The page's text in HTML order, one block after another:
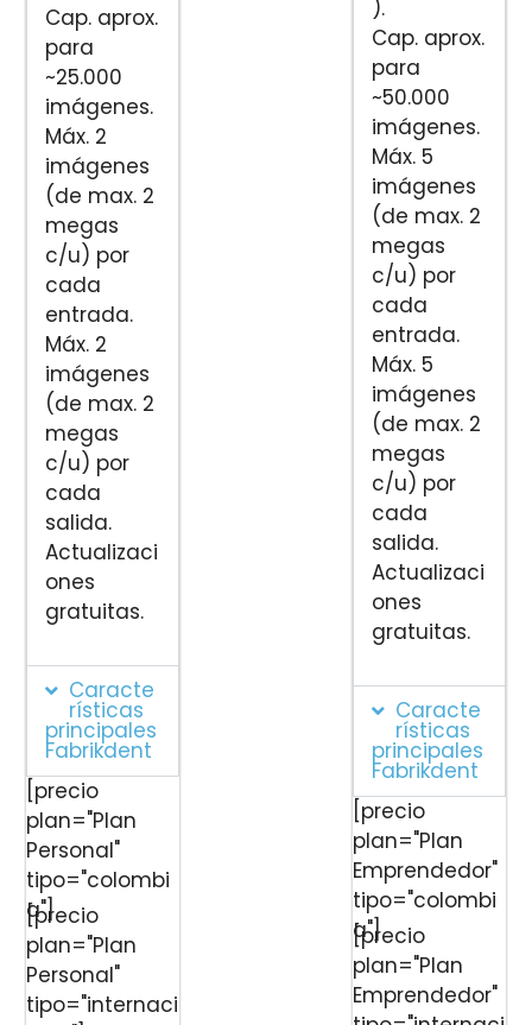
Cap. aprox.
para
~25.000
imágenes.
Máx. 2
imágenes
(de max. 2
megas
c/u) por
cada
entrada.
Máx. 2
imágenes
(de max. 2
megas
c/u) por
cada
salida.
Actualizaci
ones
gratuitas.
Caracte
rísticas
principales
Fabrikdent
[precio
plan="Plan
Personal"
tipo="colombi
a"]
[precio
plan="Plan
Personal"
tipo="internaci
).
Cap. aprox.
para
~50.000
imágenes.
Máx. 5
imágenes
(de max. 2
megas
c/u) por
cada
entrada.
Máx. 5
imágenes
(de max. 2
megas
c/u) por
cada
salida.
Actualizaci
ones
gratuitas.
Caracte
rísticas
principales
Fabrikdent
[precio
plan="Plan
Emprendedor"
tipo="colombi
a"]
[precio
plan="Plan
Emprendedor"